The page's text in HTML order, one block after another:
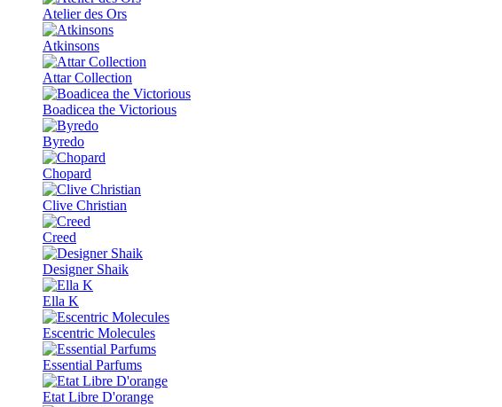
Atelier des Ors
Atkinsons
Attar Collection
Boadicea the Victorious
Byredo
Chopard
Clive Christian
Creed
Designer Shaik
Ella K
Escentric Molecules
Essential Parfums
Etat Libre D'orange